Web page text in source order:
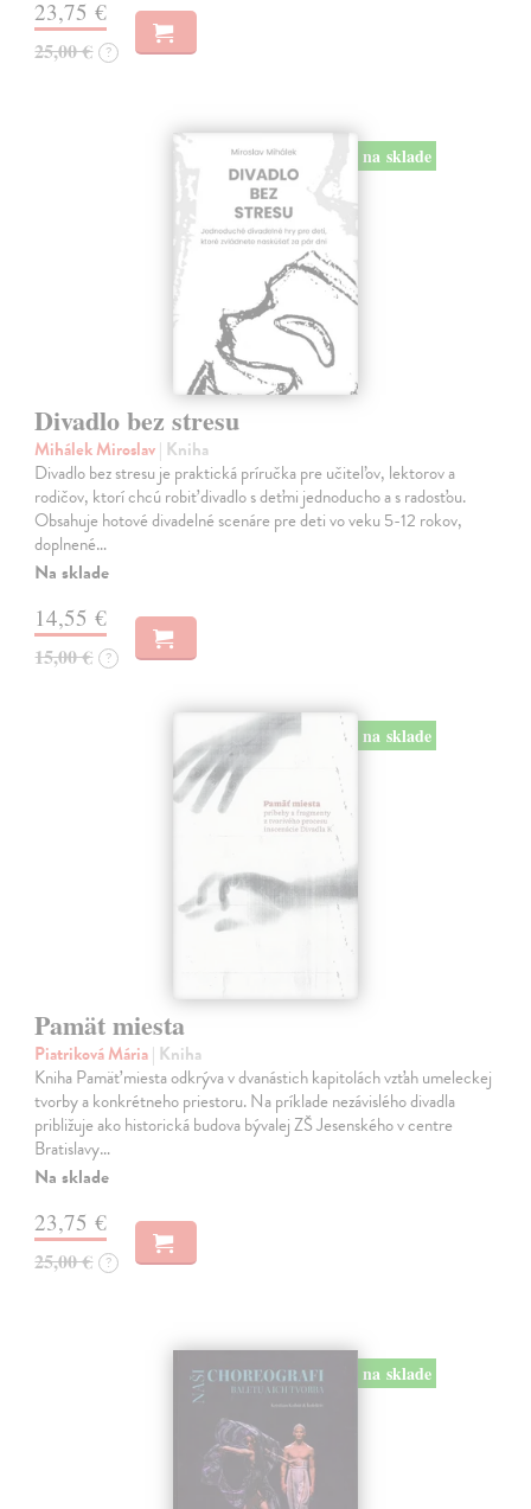
23,75 €
25,00 € ?
na sklade
Divadlo bez stresu
Mihálek Miroslav| Kniha
Divadlo bez stresu je praktická príručka pre učiteľov, lektorov a
rodičov, ktorí chcú robiť divadlo s deťmi jednoducho a s radosťou.
Obsahuje hotové divadelné scenáre pre deti vo veku 5-12 rokov,
doplnené…
Na sklade
14,55 €
15,00 € ?
na sklade
Pamät miesta
Piatriková Mária| Kniha
Kniha Pamäť miesta odkrýva v dvanástich kapitolách vzťah umeleckej
tvorby a konkrétneho priestoru. Na príklade nezávislého divadla
približuje ako historická budova bývalej ZŠ Jesenského v centre
Bratislavy…
Na sklade
23,75 €
25,00 € ?
na sklade